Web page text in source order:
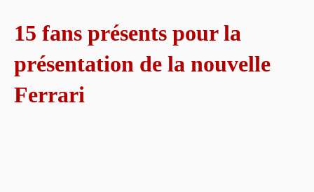
15 fans présents pour la
présentation de la nouvelle
Ferrari